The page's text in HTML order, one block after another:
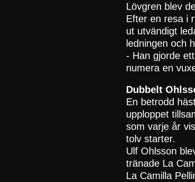
Lövgren blev
Efter en resa i
ut utvändigt
ledningen och
- Han gjorde
numera en
Dubbelt
En betrodd
upploppet
som varje år
tolv starter.
Ulf Ohlsson
tränade La
La Camilla